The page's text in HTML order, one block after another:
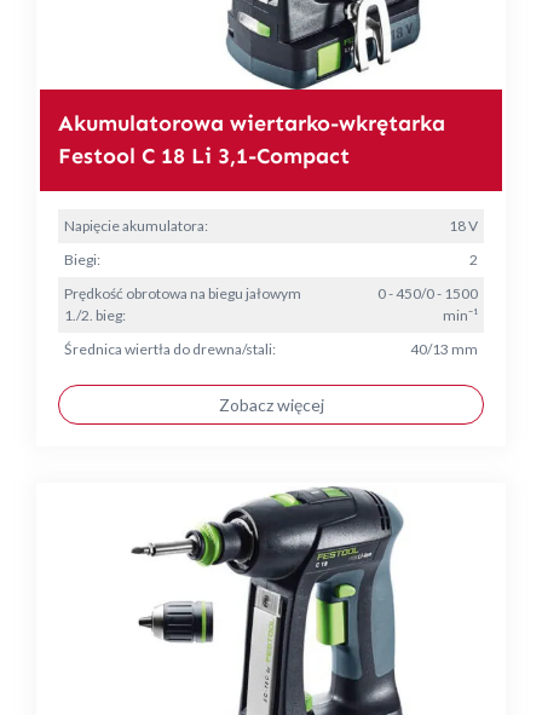
Akumulatorowa wiertarko-wkrętarka
Festool C 18 Li 3,1-Compact
Napięcie akumulatora:
18 V
Biegi:
2
Prędkość obrotowa na biegu jałowym
1./2. bieg:
0 - 450/0 - 1500
min⁻¹
Średnica wiertła do drewna/stali:
40/13 mm
Zobacz więcej